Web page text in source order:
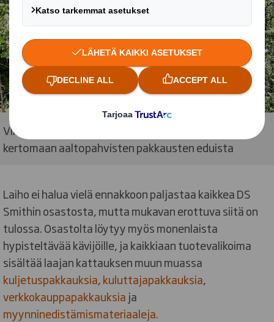
Ville Laiho on jälleen Lepaalla tavattavissa ja valmis
kertomaan aaltopahvisten pakkausten eduista
Laiho ei halua vielä ennakkoon paljastaa kaikkea DS
Smithin osastosta, mutta mukavan erottuva siitä on
tulossa. Osastolta löytyy myös monenlaista
hypisteltävää kävijöille, ja kaikkiaan tuotevalikoima
sisältää laajan kattauksen muun muassa
kuljetuspakkauksia,kuluttajapakkauksia,
verkkokauppapakkauksia ja
myynninedistämismateriaaleja.